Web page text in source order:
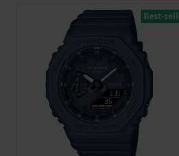
Best-